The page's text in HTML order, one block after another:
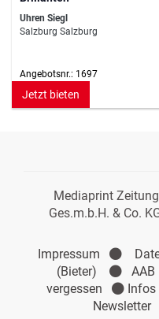
Uhren Siegl
Salzburg Salzburg
Angebotsnr.: 1697
Jetzt bieten
Mediaprint
Ges.m.b.H. & Co.
Impressum
(Bieter)
AAB
vergessen
Infos
Newsletter